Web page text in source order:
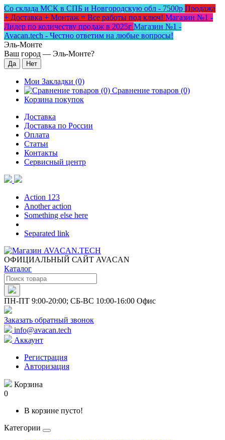
Со склада МСК в СПБ и Новгородскую обл - 7500р Продажа
+ Доставка + Монтаж = Все работы под ключ! Магазин №1 -
Лидер по количеству продаж в 2025г Магазин №1 -
Avacan.tech - Честно ответим на любые вопросы!
Эль-Монте
Ваш город — Эль-Монте?
Мои Закладки (0)
Сравнение товаров (0)
Корзина покупок
Доставка
Доставка по России
Оплата
Статьи
Контакты
Сервисный центр
Action 123
Another action
Something else here
Separated link
ОФИЦИАЛЬНЫЙ САЙТ AVACAN
Каталог
ПН-ПТ 9:00-20:00; СБ-ВС 10:00-16:00 Офис
Заказать обратный звонок
info@avacan.tech
Аккаунт
Регистрация
Авторизация
Корзина
0
В корзине пусто!
Категории